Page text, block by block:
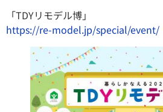
「TDYリモデル博」
https://re-model.jp/special/event/